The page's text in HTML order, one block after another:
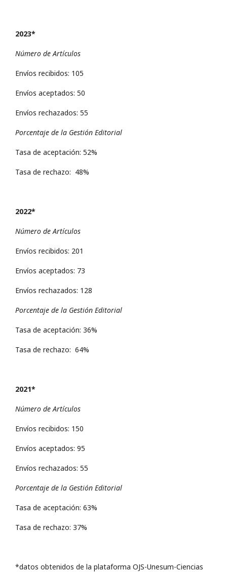
2023*
Número de Artículos
Envíos recibidos: 105
Envíos aceptados: 50
Envíos rechazados: 55
Porcentaje de la Gestión Editorial
Tasa de aceptación: 52%
Tasa de rechazo: 48%
2022*
Número de Artículos
Envíos recibidos: 201
Envíos aceptados: 73
Envíos rechazados: 128
Porcentaje de la Gestión Editorial
Tasa de aceptación: 36%
Tasa de rechazo: 64%
2021*
Número de Artículos
Envíos recibidos: 150
Envíos aceptados: 95
Envíos rechazados: 55
Porcentaje de la Gestión Editorial
Tasa de aceptación: 63%
Tasa de rechazo: 37%
*datos obtenidos de la plataforma OJS-Unesum-Ciencias